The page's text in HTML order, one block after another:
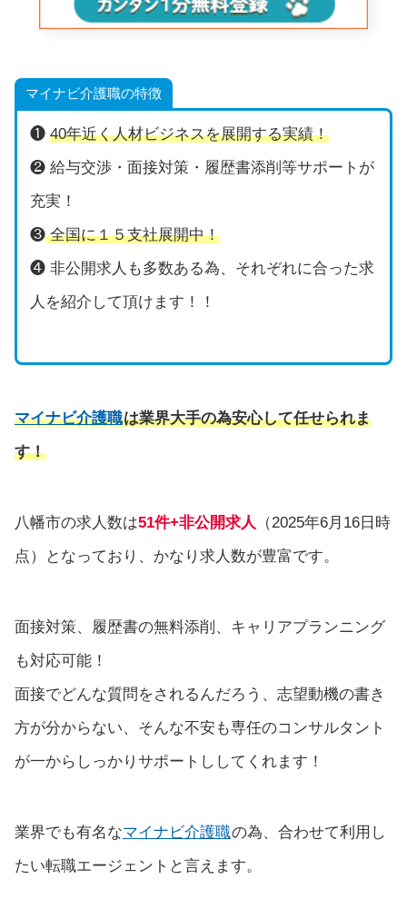
マイナビ介護職の特徴
❶ 40年近く人材ビジネスを展開する実績！
❷ 給与交渉・面接対策・履歴書添削等サポートが
充実！
❸全国に１５支社展開中！
❹ 非公開求人も多数ある為、それぞれに合った求
人を紹介して頂けます！！
マイナビ介護職は業界大手の為安心して任せられま
す！
八幡市の求人数は51件+非公開求人 （2025年6月16日時
点）となっており、かなり求人数が豊富です。
面接対策、履歴書の無料添削、キャリアプランニング
も対応可能！
面接でどんな質問をされるんだろう、志望動機の書き
方が分からない、そんな不安も専任のコンサルタント
が一からしっかりサポートししてくれます！
業界でも有名なマイナビ介護職の為、合わせて利用し
たい転職エージェントと言えます。